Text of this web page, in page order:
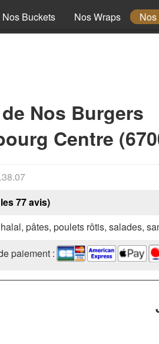
Nos Buckets Nos Wraps
Nos Burgers
Centre
77 avis)
pâtes, poulets rôtis, salades,
paiement :